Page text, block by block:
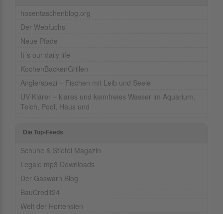
hosentaschenblog.org
Der Webfuchs
Neue Pfade
It´s our daily life
KochenBackenGrillen
Anglerspezi – Fischen mit Leib und Seele
UV-Klärer – klares und keimfreies Wasser im Aquarium,
Teich, Pool, Haus und
Die Top-Feeds
Schuhe & Stiefel Magazin
Legale mp3 Downloads
Der Gaswarn Blog
BauCredit24
Welt der Hortensien